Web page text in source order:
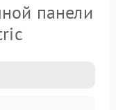
панели